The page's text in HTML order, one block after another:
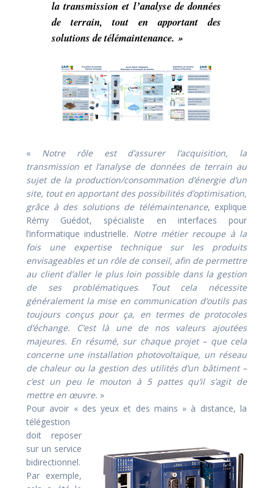
la transmission et l’analyse de données
de terrain, tout en apportant des
solutions de télémaintenance. »
« Notre rôle est d’assurer l’acquisition, la
transmission et l’analyse de données de terrain au
sujet de la production/consommation d’énergie d’un
site, tout en apportant des possibilités d’optimisation,
grâce à des solutions de télémaintenance, explique
Rémy Guédot, spécialiste en interfaces pour
l’informatique industrielle. Notre métier recoupe à la
fois une expertise technique sur les produits
envisageables et un rôle de conseil, afin de permettre
au client d’aller le plus loin possible dans la gestion
de ses problématiques.
Tout cela nécessite
généralement la mise en communication d’outils pas
toujours conçus pour ça, en termes de protocoles
d’échange. C’est là une de nos valeurs ajoutées
majeures. En résumé, sur chaque projet – que cela
concerne une installation photovoltaïque, un réseau
de chaleur ou la gestion des utilités d’un bâtiment –
c’est un peu le mouton à 5 pattes qu’il s’agit de
mettre en œuvre. »
Pour avoir « des yeux et des mains » à distance, la
télégestion
doit reposer
sur un service
bidirectionnel.
Par exemple,